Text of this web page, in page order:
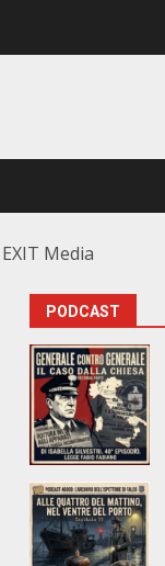
Media
PODCAST